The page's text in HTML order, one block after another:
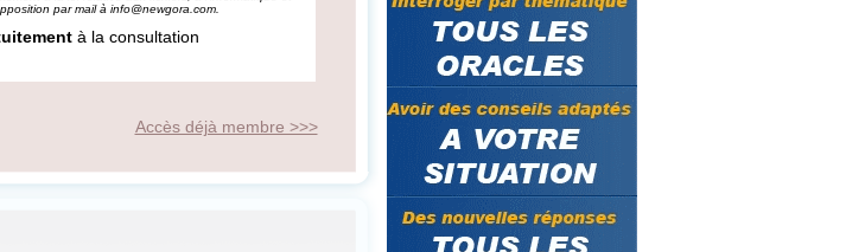
par mail à info@newgora.com
à la consultation
Accès déjà membre >>>